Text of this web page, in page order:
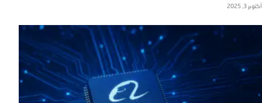
أكتوبر 3, 2025